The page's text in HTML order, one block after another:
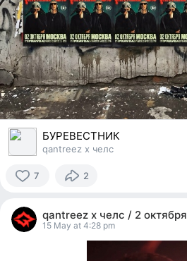
БУРЕВЕСТНИК
qantreez x челс
7
people
reacted
2
qantreez x челс / 2
15 May at 4:28 pm